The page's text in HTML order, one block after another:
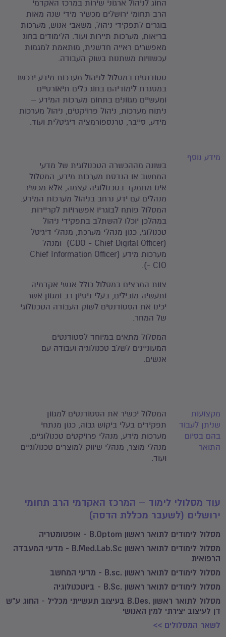
החוג לניהול ארגוני שירות במרכז האקדמי
הרב תחומי ירושלים מכשיר מידי שנה מאות
בוגרים לתפקידי ניהול, משאבי אנוש, מערכות
בריאות, מערכות תיירות ועוד. הלימודים בחוג
מאפשרים ראייה חדשנית, מותאמת למגמות
עכשוויות משתנות בשוק העבודה.
סטודנטים במסלול לניהול מערכות מידע ירכשו
במסגרת לימודיהם בחוג כלים תיאורטיים
ומעשיים מגוונים בתחום מערכות המידע –
ניתוח מערכות, ניהול פרויקטים, ניהול מערכות
מידע, סייבר, טרנספורמציה דיגיטלית ועוד.
מידע נוסף
בשונה מההכשרה הטכנולוגית של מדעי
המחשב או הנדסת מערכות מידע, המסלול
אינו מתמקד בטכנולוגיה עצמה, אלא מכשיר
מנהלים עם ידע נרחב בניהול מערכות המידע.
המסלול פותח לבוגריו אפשרויות לקריירות
במהלכן יוכלו להשתלב בתפקידי ניהול
טכנולוגי, כגון מנהלי מערכת, מנהלי דיגיטל
(CDO - Chief Digital Officer) ומנהל
מערכות מידע (Chief Information Officer
CIO -).
צוות המרצים במסלול כולל אנשי אקדמיה
ותעשיה מובילים, בעלי ניסיון רב ומגוון אשר
יכינו את הסטודנטים לשוק העבודה הטכנולוגי
של המחר.
המסלול מתאים במיוחד לסטודנטים
המעוניינים לשלב טכנולוגיה ועבודה עם
אנשים.
מקצועות
שניתן לעבוד
בהם בסיום
התואר
המסלול יכשיר את הסטודנטים למגוון
תפקידים בעלי ביקוש גבוה, כגון מנתחי
מערכות מידע, מנהלי פרויקטים טכנולוגיים,
מנהלי מוצר, מנהלי שיווק למוצרים טכנולוגיים
ועוד.
עוד מסלולי לימוד – המרכז האקדמי הרב תחומי
ירושלים (לשעבר מכללת הדסה)
מסלול לימודים לתואר ראשון B.Optom - אופטומטריה
מסלול לימודים לתואר ראשון B.Med.Lab.Sc - מדעי המעבדה
הרפואית
מסלול לימודים לתואר ראשון .B.sc - מדעי המחשב
מסלול לימודים לתואר ראשון .B.Sc - ביוטכנולוגיה
מסלול לתואר ראשון .B.Des בעיצוב תעשייתי מכליל - החוג ע"ש
דן לעיצוב יצירתי למין האנושי
לשאר המסלולים >>